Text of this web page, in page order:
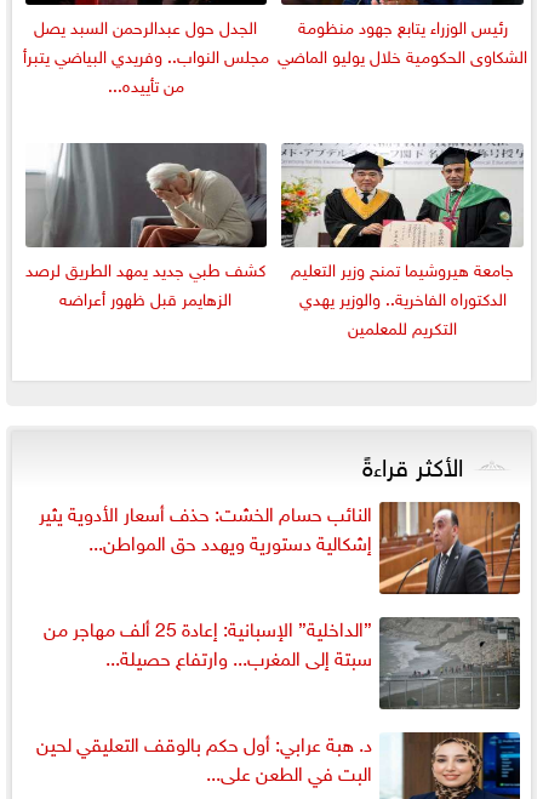
رئيس الوزراء يتابع جهود منظومة
الشكاوى الحكومية خلال يوليو الماضي
الجدل حول عبدالرحمن السبد يصل
مجلس النواب.. وفريدي البياضي يتبرأ
من تأييده...
جامعة هيروشيما تمنح وزير التعليم
الدكتوراه الفاخرية.. والوزير يهدي
التكريم للمعلمين
كشف طبي جديد يمهد الطريق لرصد
الزهايمر قبل ظهور أعراضه
الأكثر قراءةً
النائب حسام الخشت: حذف أسعار الأدوية يثير
إشكالية دستورية ويهدد حق المواطن...
”الداخلية” الإسبانية: إعادة 25 ألف مهاجر من
سبتة إلى المغرب... وارتفاع حصيلة...
د. هبة عرابي: أول حكم بالوقف التعليقي لحين
البت في الطعن على...